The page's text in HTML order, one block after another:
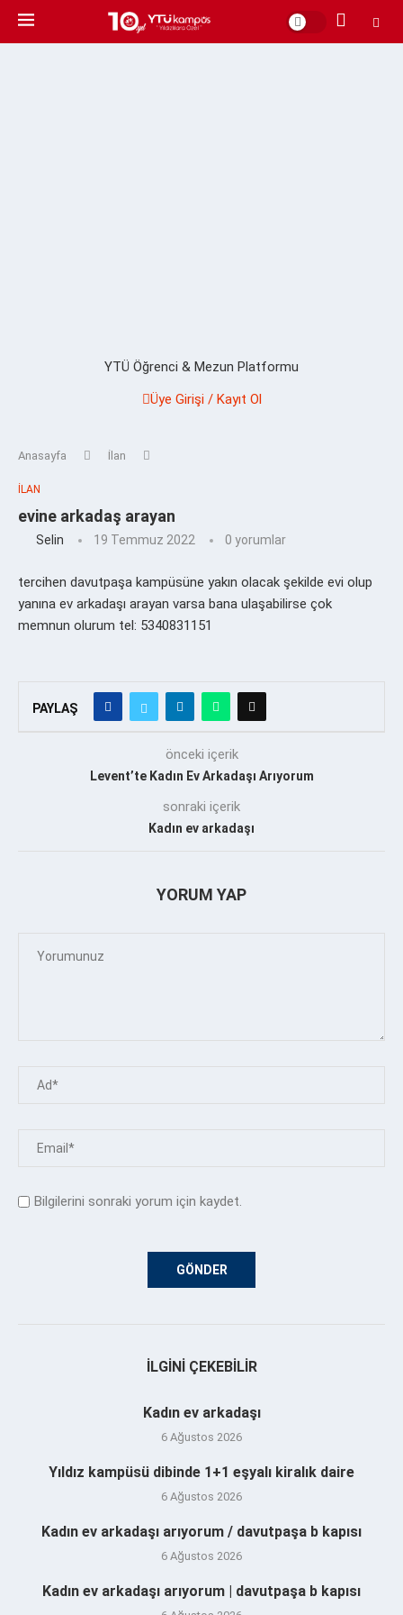
YTÜ Öğrenci & Mezun Platformu
Üye Girişi / Kayıt Ol
Anasayfa İlan
İLAN
evine arkadaş arayan
Selin 19 Temmuz 2022 0 yorumlar
tercihen davutpaşa kampüsüne yakın olacak şekilde evi olup
yanına ev arkadaşı arayan varsa bana ulaşabilirse çok
memnun olurum tel: 5340831151
PAYLAŞ
önceki içerik
Levent’te Kadın Ev Arkadaşı Arıyorum
sonraki içerik
Kadın ev arkadaşı
YORUM YAP
Bilgilerini sonraki yorum için kaydet.
İLGINI ÇEKEBILIR
Kadın ev arkadaşı
6 Ağustos 2026
Yıldız kampüsü dibinde 1+1 eşyalı kiralık daire
6 Ağustos 2026
Kadın ev arkadaşı arıyorum / davutpaşa b kapısı
6 Ağustos 2026
Kadın ev arkadaşı arıyorum | davutpaşa b kapısı